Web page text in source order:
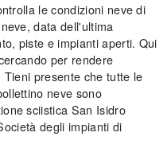
le condizioni neve di
data dell'ultima
piste e impianti aperti. Qui
per rendere
presente che tutte le
neve sono
sciistica San Isidro
degli impianti di